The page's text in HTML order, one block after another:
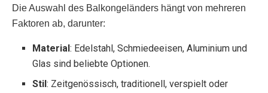
Die Auswahl des Balkongeländers hängt von mehreren
Faktoren ab, darunter:
Material: Edelstahl, Schmiedeeisen, Aluminium und
Glas sind beliebte Optionen.
Stil: Zeitgenössisch, traditionell, verspielt oder